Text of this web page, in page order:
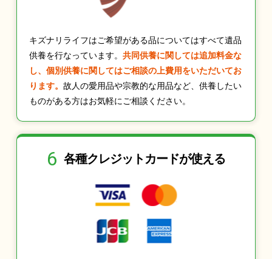
キズナリライフはご希望がある品についてはすべて遺品
供養を行なっています。 共同供養に関しては追加料金な
し、個別供養に関してはご相談の上費用をいただいてお
ります。 故人の愛用品や宗教的な用品など、供養したい
ものがある方はお気軽にご相談ください。
6 各種クレジットカードが使える